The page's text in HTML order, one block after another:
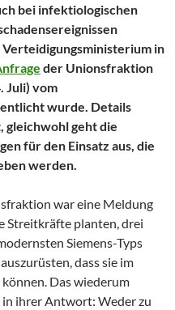
bei infektiologischen
in
der Unionsfraktion
Juli) vom
wurde. Details
gleichwohl geht die
für den Einsatz aus, die
werden.
war eine Meldung
Streitkräfte planten, drei
Siemens-Typs
dass sie im
Das wiederum
ihrer Antwort: Weder zu